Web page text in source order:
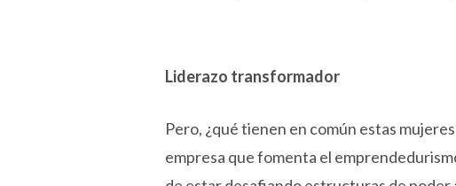
Liderazo transformador
Pero, ¿qué tienen en común estas
empresa que fomenta el